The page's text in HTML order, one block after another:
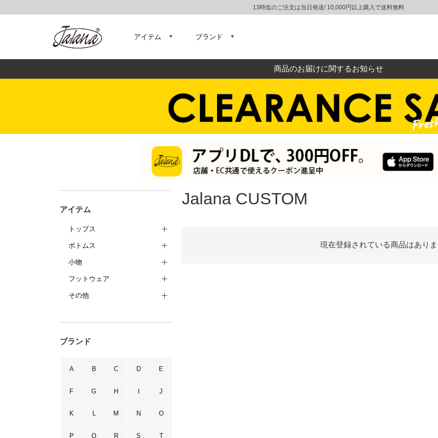
13時迄のご注文は当日発送/ 10,000円以上購入で送料無料
アイテム ブランド
商品のお届けに関するお知らせ
アイテム
トップス
ボトムス
小物
フットウェア
その他
ブランド
A B C D E
F G H I J
K L M N O
P Q R S T
Jalana CUSTOM
現在登録されている商品はありま